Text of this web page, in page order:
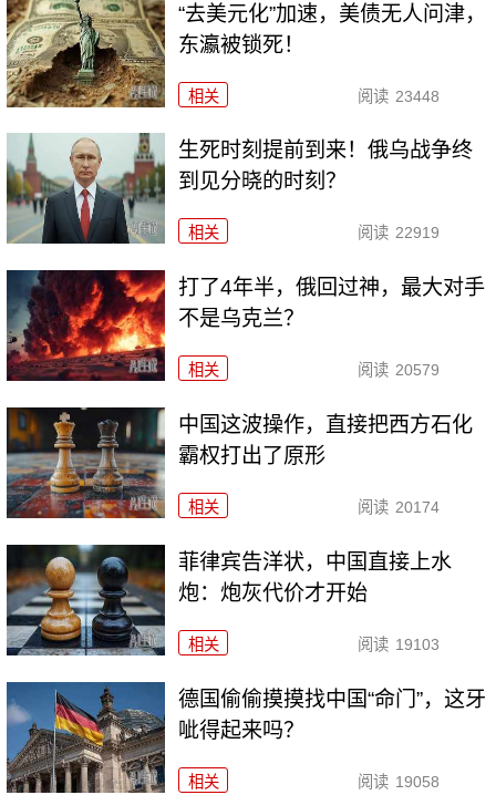
“去美元化”加速，美债无人问津，
东瀛被锁死！
相关 阅读 23448
生死时刻提前到来！俄乌战争终
到见分晓的时刻？
相关 阅读 22919
打了4年半，俄回过神，最大对手
不是乌克兰？
相关 阅读 20579
中国这波操作，直接把西方石化
霸权打出了原形
相关 阅读 20174
菲律宾告洋状，中国直接上水
炮：炮灰代价才开始
相关 阅读 19103
德国偷偷摸摸找中国“命门”，这牙
呲得起来吗？
相关 阅读 19058